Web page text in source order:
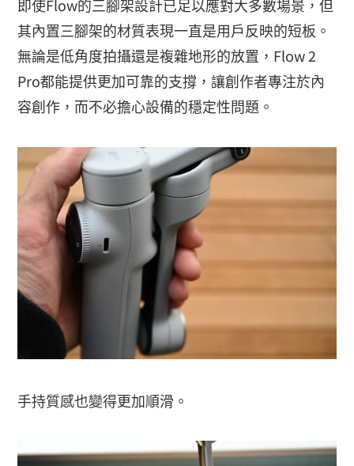
即使Flow的三腳架設計已足以應對大多數場景，但
其內置三腳架的材質表現一直是用戶反映的短板。
無論是低角度拍攝還是複雜地形的放置，Flow 2
Pro都能提供更加可靠的支撐，讓創作者專注於內
容創作，而不必擔心設備的穩定性問題。
手持質感也變得更加順滑。